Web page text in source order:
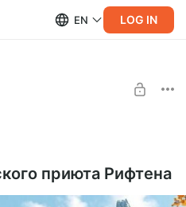
EN LOG IN
приюта Рифтена